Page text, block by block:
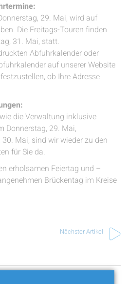
29. Mai, wird auf
Die Freitags-Touren finden
31. Mai, statt.
Abfuhrkalender oder
auf unserer Website
ob Ihre Adresse
die Verwaltung inklusive
Donnerstag, 29. Mai,
Mai, sind wir wieder zu den
für Sie da.
erholsamen Feiertag und –
Brückentag im Kreise
Nächster Artikel